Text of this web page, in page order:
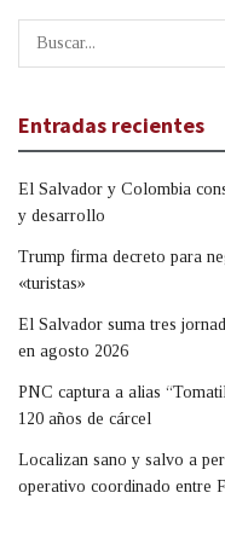
Entradas recientes
El Salvador y Colombia
y desarrollo
Trump firma decreto para
«turistas»
El Salvador suma tres
en agosto 2026
PNC captura a alias
120 años de cárcel
Localizan sano y salvo a
operativo coordinado entre